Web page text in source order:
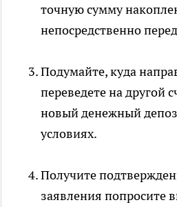
точную сумму
непосредственно
Подумайте, куда
переведете на другой
новый денежный
условиях.
Получите
заявления попросите